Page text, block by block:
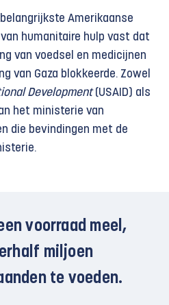
Amerikaanse
humanitaire hulp vast dat
van voedsel en medicijnen
van Gaza blokkeerde. Zowel
Development(USAID) als
het ministerie van
die bevindingen met de
voorraad meel,
miljoen
te voeden.